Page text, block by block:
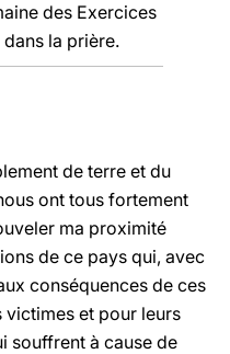
des Exercices
la prière.
de terre et du
ont tous fortement
ma proximité
de ce pays qui, avec
conséquences de ces
et pour leurs
souffrent à cause de